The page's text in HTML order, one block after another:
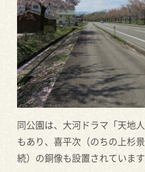
同公園は、大河ドラマ「天地
もあり、喜平次（のちの上杉
続）の銅像も設置されています